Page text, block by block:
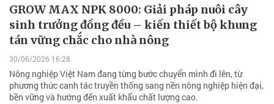
GROW MAX NPK 8000: Giải pháp nuôi cây
sinh trưởng đồng đều – kiến thiết bộ khung
tán vững chắc cho nhà nông
30/06/2026 16:28
Nông nghiệp Việt Nam đang từng bước chuyển mình đi lên, từ
phương thức canh tác truyền thống sang nền nông nghiệp hiện đại,
bền vững và hướng đến xuất khẩu chất lượng cao.